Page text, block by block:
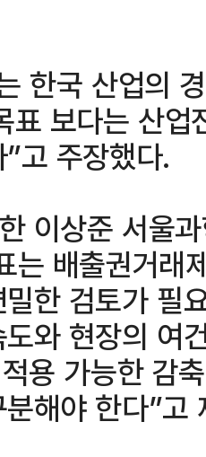
한국 산업의
표 보다는 산
고 주장했다.
이상준 서울
는 배출권거래
한 검토가 필
와 현장의 여
용 가능한 감
해야 한다”고